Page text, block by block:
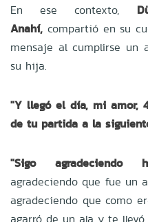
En ese contexto,
Anahí, compartió en su
mensaje al cumplirse un
su hija.
"Y llegó el día, mi amor,
de tu partida a la
"Sigo agradeciendo
agradeciendo que fue un
agradeciendo que como
agarró de un ala y te